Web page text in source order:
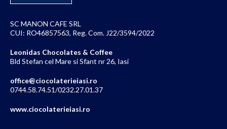
SC MANON CAFE SRL
CUI: RO46857563, Reg. Com. J22/3594/2022
Leonidas Chocolates & Coffee
Bld Stefan cel Mare si Sfant nr 26, Iasi
office@ciocolaterieiasi.ro
0744.58.74.51/0232.27.01.37
www.ciocolaterieiasi.ro